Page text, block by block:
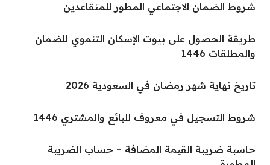
شروط الضمان الاجتماعي المطور للمتقاعدين
طريقة الحصول على بيوت الإسكان التنموي للضمان
والمطلقات 1446
تاريخ نهاية شهر رمضان في السعودية 2026
شروط التسجيل في معروف للبائع والمشتري 1446
حاسبة ضريبة القيمة المضافة – حساب الضريبة